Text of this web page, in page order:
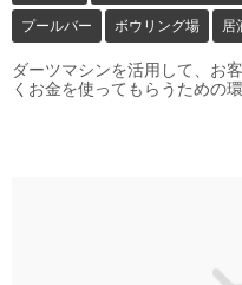
プールバー ボウリング場 居
ダーツマシンを活用して、お
くお金を使ってもらうための